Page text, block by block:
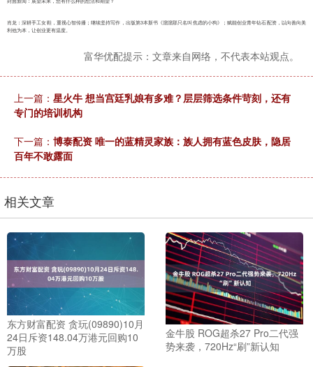
肖龙：深耕手工女鞋，重视心智传播；继续坚持写作，出版第3本新书《溜溜那只名叫焦虑的小狗》；赋能创业青年钻石配资，以向善向美
利他为本，让创业更有温度。
富华优配提示：文章来自网络，不代表本站观点。
上一篇： 星火牛 想当宫廷乳娘有多难？层层筛选条件苛刻，还有
专门的培训机构
下一篇： 博泰配资 唯一的蓝精灵家族：族人拥有蓝色皮肤，隐居
百年不敢露面
相关文章
东方财富配资 贪玩(09890)10月
24日斥资148.04万港元回购10
万股
金牛股 ROG超杀27 Pro二代强
势来袭，720Hz“刷”新认知